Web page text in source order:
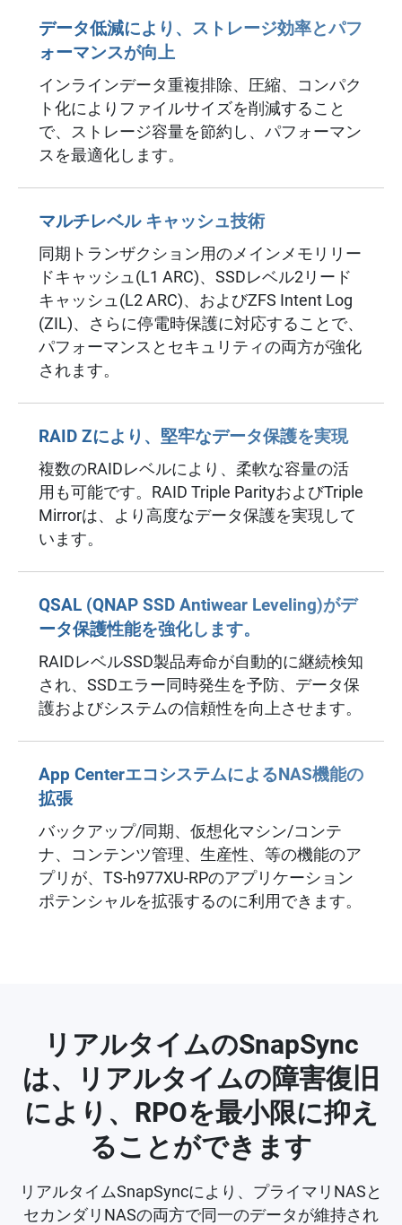
データ低減により、ストレージ効率とパフ
ォーマンスが向上
インラインデータ重複排除、圧縮、コンパク
ト化によりファイルサイズを削減すること
で、ストレージ容量を節約し、パフォーマン
スを最適化します。
マルチレベル キャッシュ技術
同期トランザクション用のメインメモリリー
ドキャッシュ(L1 ARC)、SSDレベル2リード
キャッシュ(L2 ARC)、およびZFS Intent Log
(ZIL)、さらに停電時保護に対応することで、
パフォーマンスとセキュリティの両方が強化
されます。
RAID Zにより、堅牢なデータ保護を実現
複数のRAIDレベルにより、柔軟な容量の活
用も可能です。RAID Triple ParityおよびTriple
Mirrorは、より高度なデータ保護を実現して
います。
QSAL (QNAP SSD Antiwear Leveling)がデ
ータ保護性能を強化します。
RAIDレベルSSD製品寿命が自動的に継続検知
され、SSDエラー同時発生を予防、データ保
護およびシステムの信頼性を向上させます。
App CenterエコシステムによるNAS機能の
拡張
バックアップ/同期、仮想化マシン/コンテ
ナ、コンテンツ管理、生産性、等の機能のア
プリが、TS-h977XU-RPのアプリケーション
ポテンシャルを拡張するのに利用できます。
リアルタイムのSnapSync
は、リアルタイムの障害復旧
により、RPOを最小限に抑え
ることができます
リアルタイムSnapSyncにより、プライマリNASと
セカンダリNASの両方で同一のデータが維持され